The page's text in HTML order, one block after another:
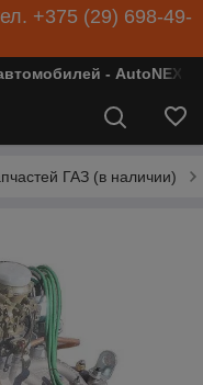
+375 (29) 698-49-
- AutoNEXT
ГАЗ (в наличии)